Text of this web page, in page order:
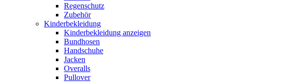
Regenschutz
Zubehör
Kinderbekleidung
Kinderbekleidung anzeigen
Bundhosen
Handschuhe
Jacken
Overalls
Pullover